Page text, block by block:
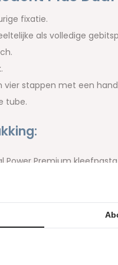
fixatie.
als volledige
vier stappen met een
tube.
Power Premium
de verzegeling na de